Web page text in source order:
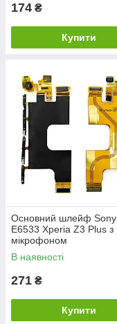
174 ₴
Купити
Основний шлейф Sony
E6533 Xperia Z3 Plus з
мікрофоном
В наявності
271 ₴
Купити